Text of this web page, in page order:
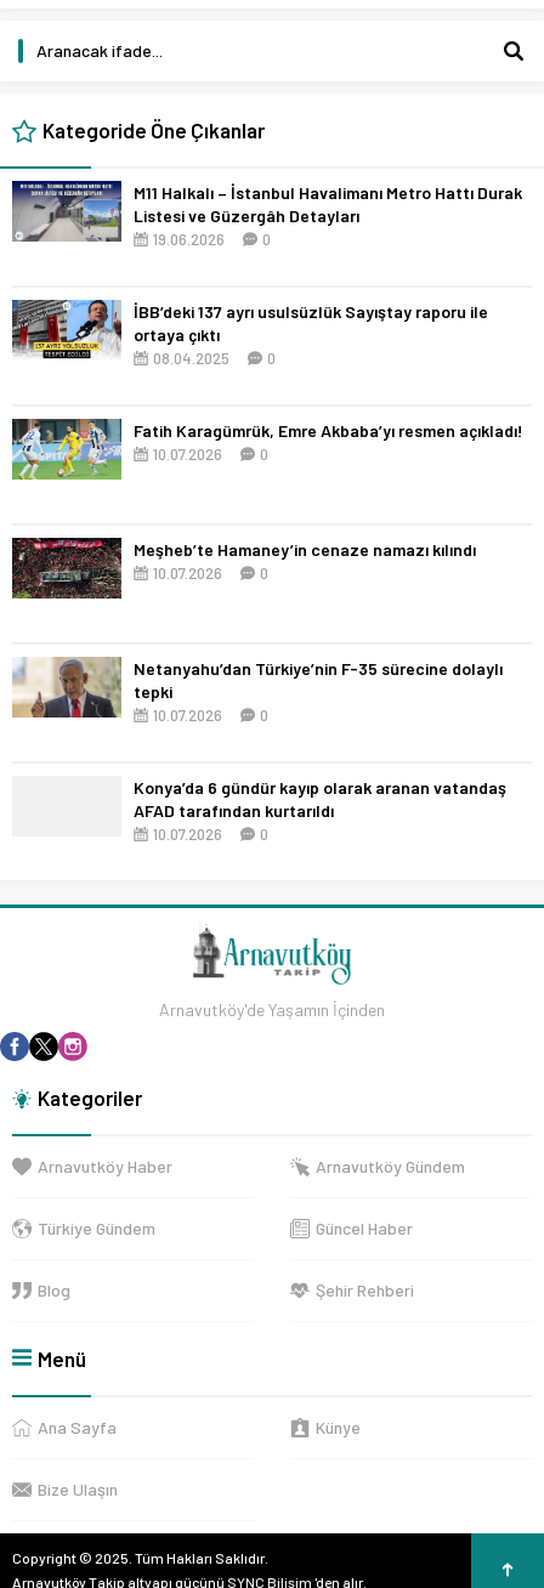
Kategoride Öne Çıkanlar
M11 Halkalı – İstanbul Havalimanı Metro Hattı Durak
Listesi ve Güzergâh Detayları
19.06.2026 0
İBB’deki 137 ayrı usulsüzlük Sayıştay raporu ile
ortaya çıktı
08.04.2025 0
Fatih Karagümrük, Emre Akbaba’yı resmen açıkladı!
10.07.2026 0
Meşheb’te Hamaney’in cenaze namazı kılındı
10.07.2026 0
Netanyahu’dan Türkiye’nin F-35 sürecine dolaylı
tepki
10.07.2026 0
Konya’da 6 gündür kayıp olarak aranan vatandaş
AFAD tarafından kurtarıldı
10.07.2026 0
Arnavutköy'de Yaşamın İçinden
Kategoriler
Arnavutköy Haber Arnavutköy Gündem
Türkiye Gündem Güncel Haber
Blog Şehir Rehberi
Menü
Ana Sayfa Künye
Bize Ulaşın
Copyright © 2025. Tüm Hakları Saklıdır.
Arnavutköy Takip altyapı gücünü SYNC Bilişim 'den alır.